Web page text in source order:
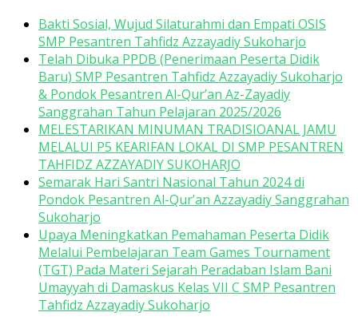
Bakti Sosial, Wujud Silaturahmi dan Empati OSIS
SMP Pesantren Tahfidz Azzayadiy Sukoharjo
Telah Dibuka PPDB (Penerimaan Peserta Didik
Baru) SMP Pesantren Tahfidz Azzayadiy Sukoharjo
& Pondok Pesantren Al-Qur’an Az-Zayadiy
Sanggrahan Tahun Pelajaran 2025/2026
MELESTARIKAN MINUMAN TRADISIOANAL JAMU
MELALUI P5 KEARIFAN LOKAL DI SMP PESANTREN
TAHFIDZ AZZAYADIY SUKOHARJO
Semarak Hari Santri Nasional Tahun 2024 di
Pondok Pesantren Al-Qur’an Azzayadiy Sanggrahan
Sukoharjo
Upaya Meningkatkan Pemahaman Peserta Didik
Melalui Pembelajaran Team Games Tournament
(TGT) Pada Materi Sejarah Peradaban Islam Bani
Umayyah di Damaskus Kelas VII C SMP Pesantren
Tahfidz Azzayadiy Sukoharjo